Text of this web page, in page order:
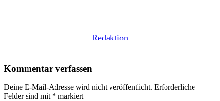
Redaktion
Kommentar verfassen
Deine E-Mail-Adresse wird nicht veröffentlicht. Erforderliche
Felder sind mit * markiert